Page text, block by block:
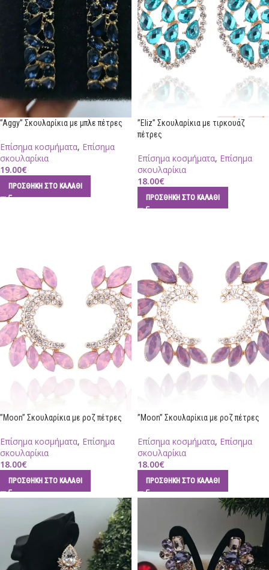
”Aggy” Σκουλαρίκια με μπλε πέτρες
Επίσημα κοσμήματα, Επίσημα
σκουλαρίκια
19.00€
ΠΡΟΣΘΉΚΗ ΣΤΟ ΚΑΛΆΘΙ
”Eliz” Σκουλαρίκια με τιρκουάζ
πέτρες
Επίσημα κοσμήματα, Επίσημα
σκουλαρίκια
18.00€
ΠΡΟΣΘΉΚΗ ΣΤΟ ΚΑΛΆΘΙ
”Moon” Σκουλαρίκια με ροζ πέτρες
Επίσημα κοσμήματα, Επίσημα
σκουλαρίκια
18.00€
ΠΡΟΣΘΉΚΗ ΣΤΟ ΚΑΛΆΘΙ
”Moon” Σκουλαρίκια με ροζ πέτρες
Επίσημα κοσμήματα, Επίσημα
σκουλαρίκια
18.00€
ΠΡΟΣΘΉΚΗ ΣΤΟ ΚΑΛΆΘΙ